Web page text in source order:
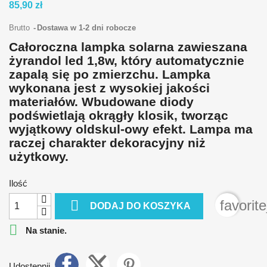
85,90 zł
Brutto Dostawa w 1-2 dni robocze
Całoroczna lampka solarna zawieszana
żyrandol led 1,8w, który automatycznie
zapalą się po zmierzchu. Lampka
wykonana jest z wysokiej jakości
materiałów. Wbudowane diody
podświetlają okrągły klosik, tworząc
wyjątkowy oldskul-owy efekt. Lampa ma
raczej charakter dekoracyjny niż
użytkowy.
Ilość
 DODAJ DO KOSZYKA

Na stanie.